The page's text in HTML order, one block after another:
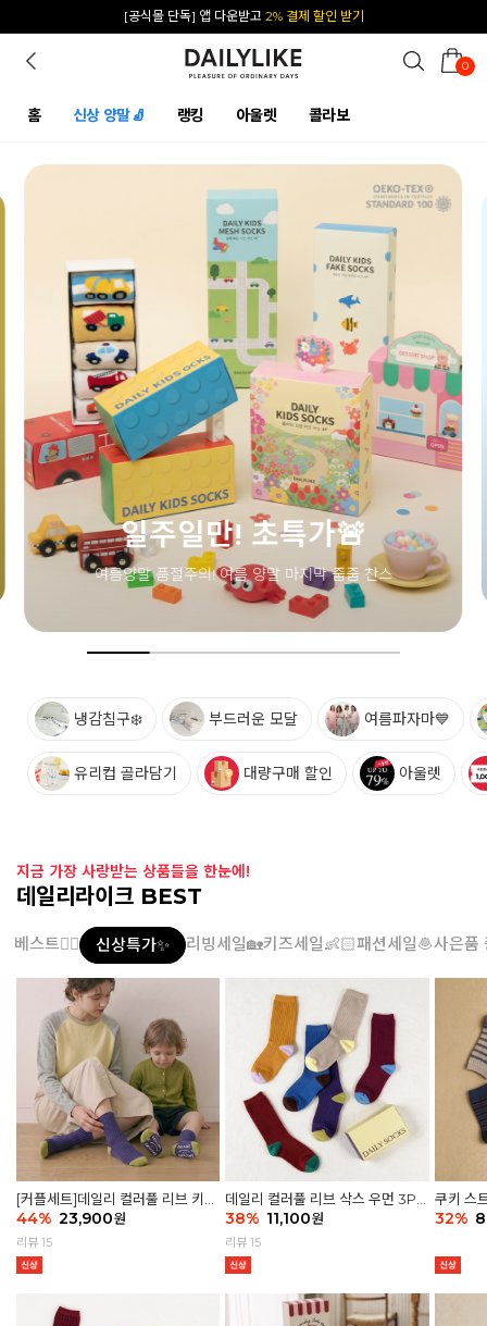
카카오 플친 추가하면1천원 즉시 할인 쿠폰
0
홈 신상 양말🧦 랭킹 아울렛 콜라보
냉감침구❄️ 부드러운 모달 여름파자마💙
유리컵 골라담기 대량구매 할인 아울렛
지금 가장 사랑받는 상품들을 한눈에!
데일리라이크 BEST
베스트👍🏻 신상특가✨ 리빙세일🏡키즈세일👶🏻패션세일🧆사은품
[커플세트]데일리 컬러풀 리브 키즈
6P & 우먼3P 삭스세트
44% 23,900원
리뷰 15
데일리 컬러풀 리브 삭스 우먼 3P
세트
38% 11,100원
리뷰 15
쿠키 스
32%